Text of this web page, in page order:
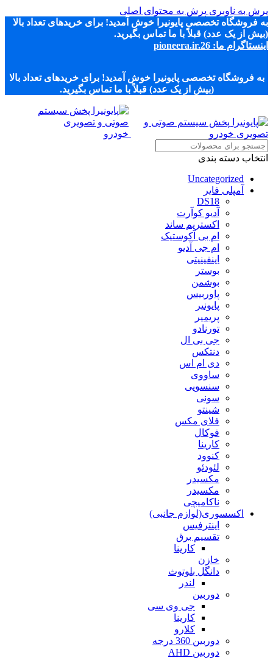
پرش به ناوبری پرش به محتوای اصلی
به فروشگاه تخصصی پایونیرا خوش آمدید! برای خریدهای تعداد بالا
(بیش از یک عدد) قبلاً با ما تماس بگیرید.
اینستاگرام ما: pioneera.ir.26
به فروشگاه تخصصی پایونیرا خوش آمدید! برای خریدهای تعداد بالا
(بیش از یک عدد) قبلاً با ما تماس بگیرید.
انتخاب دسته بندی
Uncategorized
آمپلی فایر
DS18
آدیو کوآرت
اکستریم ساند
ام بی آکوستیک
ام جی آدیو
اینفینیتی
بوستر
بوشمن
پاوربیس
پایونیر
پریمیر
تورنادو
جی بی ال
دنتکس
دی ام اس
ساووی
سنسویی
سونی
شینتو
فلای مکس
فوکال
کارینا
کنوود
لئودئو
مکسیدر
مکسیدر
ناکامیچی
اکسسوری(لوازم جانبی)
اینترفیس
تقسیم برق
کارینا
خازن
دانگل بلوتوث
لندر
دوربین
جی وی سی
کارینا
کلارو
دوربین 360 درجه
دوربین AHD